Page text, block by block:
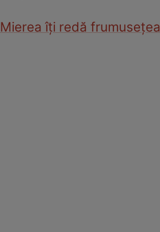
Mierea îţi redă frumuseţea